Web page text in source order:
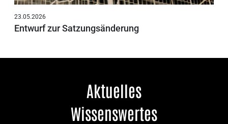
23.05.2026
Entwurf zur Satzungsänderung
Aktuelles
Wissenswertes